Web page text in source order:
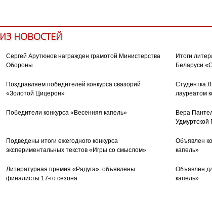
ИЗ НОВОСТЕЙ
Сергей Арутюнов награжден грамотой Министерства
Обороны
Итоги
Беларуси
Поздравляем победителей конкурса свазорий
«Золотой Цицерон»
Студентка
лауреатом
Победители конкурса «Весенняя капель»
Вера
Удмуртской
Подведены итоги ежегодного конкурса
экспериментальных текстов «Игры со смыслом»
Объявлен
капель»
Литературная премия «Радуга»: объявлены
финалисты 17-го сезона
Объявлен
капель»